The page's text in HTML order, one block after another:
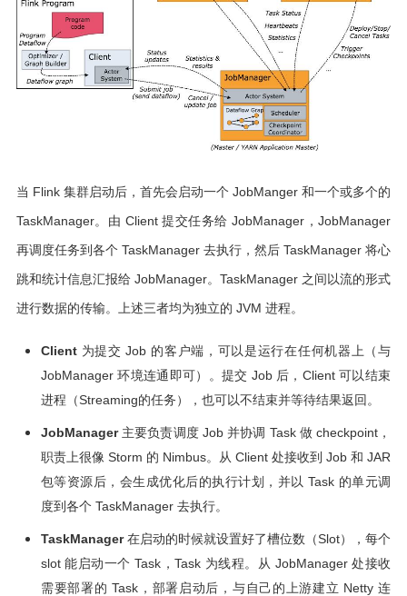
当 Flink 集群启动后，首先会启动一个 JobManger 和一个或多个的
TaskManager。由 Client 提交任务给 JobManager，JobManager
再调度任务到各个 TaskManager 去执行，然后 TaskManager 将心
跳和统计信息汇报给 JobManager。TaskManager 之间以流的形式
进行数据的传输。上述三者均为独立的 JVM 进程。
Client 为提交 Job 的客户端，可以是运行在任何机器上（与
JobManager 环境连通即可）。提交 Job 后，Client 可以结束
进程（Streaming的任务），也可以不结束并等待结果返回。
JobManager主要负责调度 Job 并协调 Task 做 checkpoint，
职责上很像 Storm 的 Nimbus。从 Client 处接收到 Job 和 JAR
包等资源后，会生成优化后的执行计划，并以 Task 的单元调
度到各个 TaskManager 去执行。
TaskManager在启动的时候就设置好了槽位数（Slot），每个
slot 能启动一个 Task，Task 为线程。从 JobManager 处接收
需要部署的 Task，部署启动后，与自己的上游建立 Netty 连